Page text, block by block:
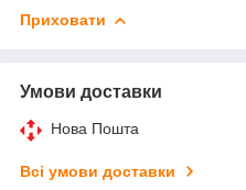
Приховати
Умови доставки
Нова Пошта
Всі умови доставки